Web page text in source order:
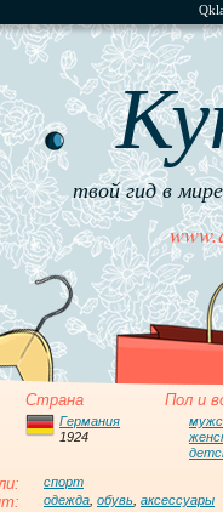
твой гид в
Страна Пол и
Германия
1924
спорт
одежда обувь аксессуары